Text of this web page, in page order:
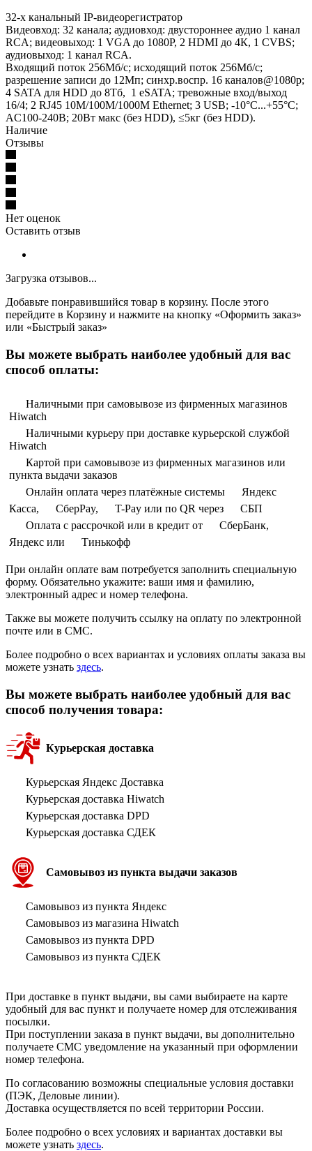
32-х канальный IP-видеорегистратор
Видеовход: 32 канала; аудиовход: двустороннее аудио 1 канал
RCA; видеовыход: 1 VGA до 1080Р, 2 HDMI до 4К, 1 CVBS;
аудиовыход: 1 канал RCA.
Входящий поток 256Мб/с; исходящий поток 256Мб/с;
разрешение записи до 12Мп; синхр.воспр. 16 каналов@1080р;
4 SATA для HDD до 8Тб, 1 eSATA; тревожные вход/выход
16/4; 2 RJ45 10M/100M/1000M Ethernet; 3 USB; -10°C...+55°C;
АC100-240В; 20Вт макс (без HDD), ≤5кг (без HDD).
Наличие
Отзывы
Нет оценок
Оставить отзыв
Загрузка отзывов...
Добавьте понравившийся товар в корзину. После этого
перейдите в Корзину и нажмите на кнопку «Оформить заказ»
или «Быстрый заказ»
Вы можете выбрать наиболее удобный для вас
способ оплаты:
Наличными при самовывозе из фирменных магазинов
Hiwatch
Наличными курьеру при доставке курьерской службой
Hiwatch
Картой при самовывозе из фирменных магазинов или
пункта выдачи заказов
Онлайн оплата через платёжные системы
Яндекс
Касса,
СберPay, T-Pay или по QR через
СБП
Оплата с рассрочкой или в кредит от
СберБанк,
Яндекс или
Тинькофф
При онлайн оплате вам потребуется заполнить специальную
форму. Обязательно укажите: ваши имя и фамилию,
электронный адрес и номер телефона.
Также вы можете получить ссылку на оплату по электронной
почте или в СМС.
Более подробно о всех вариантах и условиях оплаты заказа вы
можете узнать здесь.
Вы можете выбрать наиболее удобный для вас
способ получения товара:
Курьерская доставка
Курьерская Яндекс Доставка
Курьерская доставка Hiwatch
Курьерская доставка DPD
Курьерская доставка СДЕК
Самовывоз из пункта выдачи заказов
Самовывоз из пункта Яндекс
Самовывоз из магазина Hiwatch
Самовывоз из пункта DPD
Самовывоз из пункта СДЕК
При доставке в пункт выдачи, вы сами выбираете на карте
удобный для вас пункт и получаете номер для отслеживания
посылки.
При поступлении заказа в пункт выдачи, вы дополнительно
получаете СМС уведомление на указанный при оформлении
номер телефона.
По согласованию возможны специальные условия доставки
(ПЭК, Деловые линии).
Доставка осуществляется по всей территории России.
Более подробно о всех условиях и вариантах доставки вы
можете узнать здесь.